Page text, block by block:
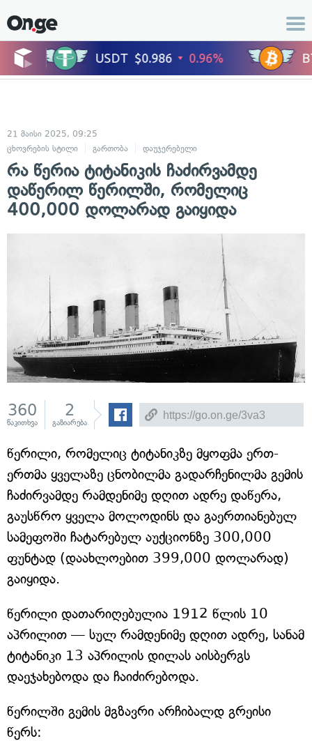
21 მაისი 2025, 09:25
ცხოვრების სტილი
გართობა დაუჯერებელი
რა წერია ტიტანიკის ჩაძირვამდე
დაწერილ წერილში, რომელიც
400,000 დოლარად გაიყიდა
360
წაკითხვა
2
გაზიარება
წერილი, რომელიც ტიტანიკზე მყოფმა ერთ-
ერთმა ყველაზე ცნობილმა გადარჩენილმა გემის
ჩაძირვამდე რამდენიმე დღით ადრე დაწერა,
გაუსწრო ყველა მოლოდინს და გაერთიანებულ
სამეფოში ჩატარებულ აუქციონზე 300,000
ფუნტად (დაახლოებით 399,000 დოლარად)
გაიყიდა.
წერილი დათარიღებულია 1912 წლის 10
აპრილით — სულ რამდენიმე დღით ადრე, სანამ
ტიტანიკი 13 აპრილის დილას აისბერგს
დაეჯახებოდა და ჩაიძირებოდა.
წერილში გემის მგზავრი არჩიბალდ გრეისი
წერს: